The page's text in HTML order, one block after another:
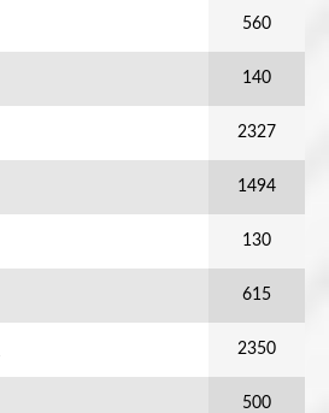
560
140
2327
1494
130
615
2350
500